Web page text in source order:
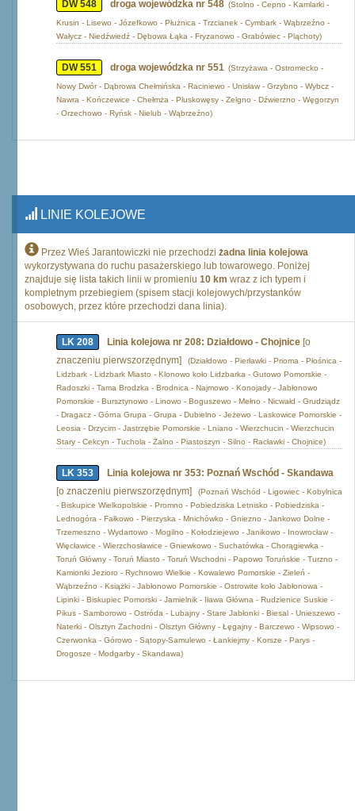
DW 548 droga wojewódzka nr 548 (Stolno - Cepno - Kamlarki -
Krusin - Lisewo - Józefkowo - Płużnica - Trzcianek - Cymbark - Wąbrzeźno -
Wałycz - Niedźwiedź - Dębowa Łąka - Fryzanowo - Grabówiec - Pląchoty)
DW 551 droga wojewódzka nr 551 (Strzyżawa - Ostromecko -
Nowy Dwór - Dąbrowa Chełmińska - Raciniewo - Unisław - Grzybno - Wybcz -
Nawra - Kończewice - Chełmża - Pluskowęsy - Zelgno - Dźwierzno - Węgorzyn
- Orzechowo - Ryńsk - Nielub - Wąbrzeźno)
LINIE KOLEJOWE
Przez Wieś Jarantowiczki nie przechodzi żadna linia kolejowa
wykorzystywana do ruchu pasażerskiego lub towarowego. Poniżej
znajduje się lista takich linii w promieniu 10 km wraz z ich typem i
kompletnym przebiegiem (spisem stacji kolejowych/przystanków
osobowych, przez które przechodzi dana linia).
LK 208 Linia kolejowa nr 208: Działdowo - Chojnice [o
znaczeniu pierwszorzędnym]
(Działdowo - Pierławki - Prioma - Płośnica -
Lidzbark - Lidzbark Miasto - Klonowo koło Lidzbarka - Gutowo Pomorskie -
Radoszki - Tama Brodzka - Brodnica - Najmowo - Konojady - Jabłonowo
Pomorskie - Bursztynowo - Linowo - Boguszewo - Mełno - Nicwałd - Grudziądz
- Dragacz - Górna Grupa - Grupa - Dubielno - Jeżewo - Laskowice Pomorskie -
Leosia - Drzycim - Jastrzębie Pomorskie - Lniano - Wierzchucin - Wierzchucin
Stary - Cekcyn - Tuchola - Żalno - Piastoszyn - Silno - Racławki - Chojnice)
LK 353
Linia kolejowa nr 353: Poznań Wschód - Skandawa
[o znaczeniu pierwszorzędnym]
(Poznań Wschód - Ligowiec - Kobylnica
- Biskupice Wielkopolskie - Promno - Pobiedziska Letnisko - Pobiedziska -
Lednogóra - Fałkowo - Pierzyska - Mnichówko - Gniezno - Jankowo Dolne -
Trzemeszno - Wydartowo - Mogilno - Kołodziejewo - Janikowo - Inowrocław -
Więcławice - Wierzchosławice - Gniewkowo - Suchatówka - Chorągiewka -
Toruń Główny - Toruń Miasto - Toruń Wschodni - Papowo Toruńskie - Turzno -
Kamionki Jezioro - Rychnowo Wielkie - Kowalewo Pomorskie - Zieleń -
Wąbrzeźno - Książki - Jabłonowo Pomorskie - Ostrowite koło Jabłonowa -
Lipinki - Biskupiec Pomorski - Jamielnik - Iława Główna - Rudzienice Suskie -
Pikus - Samborowo - Ostróda - Lubajny - Stare Jabłonki - Biesal - Unieszewo -
Naterki - Olsztyn Zachodni - Olsztyn Główny - Łęgajny - Barczewo - Wipsowo -
Czerwonka - Górowo - Sątopy-Samulewo - Łankiejmy - Korsze - Parys -
Drogosze - Modgarby - Skandawa)